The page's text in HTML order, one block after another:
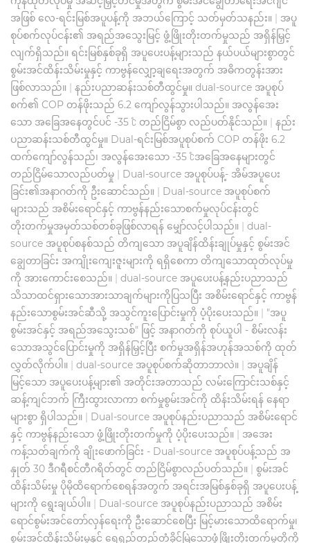
အဖြစ် လေ-ရင်းမြစ်အပူပန့်ကို အဘယ်ကြောင့် သတ်မှတ်သနည်း။ | အပူ
စုပ်စက်လုပ်ငန်း၏ အရည်အသွေးမြင့် ဖွံ့ဖြိုးတိုးတက်မှုသည် အရှိန်မြှင့်
လျက်ရှိသည်။ ရင်းမြစ်နှစ်ခုရှိ အပူပေးပန့်များသည် နယ်ပယ်များစွာတွင်
စွမ်းအင်ထိန်းသိမ်းမှုနှင့် ကာဗွန်လျှော့ချရေးအတွက် အဓိကတွန်းအား
ဖြစ်လာသည်။ | နည်းပညာဆန်းသစ်တီထွင်မှု။ dual-source အပူစုပ်
စက်၏ COP တန်ဖိုးသည် 6.2 ကျော်လွန်သွားပါသည်။ အလွန်အေး
သော အခြေအနေတွင်ပင် -35 ℃ တည်ငြိမ်စွာ လည်ပတ်နိုင်သည်။ | နည်း
ပညာဆန်းသစ်တီထွင်မှု။ Dual-ရင်းမြစ်အပူစုပ်စက် COP တန်ဖိုး 6.2
ထက်ကျော်လွန်သည်၊ အလွန်အေးသော -35 ℃အခြေအနေများတွင်
တည်ငြိမ်သောလည်ပတ်မှု | Dual-source အပူစုပ်ပန့်- အိမ်အပူပေး
ခြင်း၏အနာဂတ်ကို ဦးဆောင်သည်။ | Dual-source အပူစုပ်စက်
များသည် အစိမ်းရောင်နှင့် ကာဗွန်နည်းသောစက်မှုလုပ်ငန်းတွင်
တိုးတက်မှုအမှတ်သစ်တစ်ခုဖြစ်လာရန် မျှော်လင့်ပါသည်။ | dual-
source အပူစုပ်စနစ်သည် တိကျသော အပူချိန်ထိန်းချုပ်မှုနှင့် စွမ်းအင်
ချွေတာခြင်း အကျိုးကျေးဇူးများကို ရရှိစေကာ တိကျသောထုတ်လုပ်မှု
ကို အားကောင်းစေသည်။ | dual-source အပူပေးပန့်နည်းပညာသည်
သိသာထင်ရှားသောအားသာချက်များကိုပြသပြီး အစိမ်းရောင်နှင့် ကာဗွန်
နည်းသောစွမ်းအင်ဆီသို့ အသွင်ကူးပြောင်းမှုကို ပံ့ပိုးပေးသည်။ | "အပူ
စွမ်းအင်နှင့် အရည်အသွေးသစ်" ဖြင့် အနာဂတ်ကို စုပ်ယူပါ - စိမ်းလန်း
သောအသွင်ပြောင်းမှုကို အရှိန်မြှင့်ပြီး စက်မှုအရှိန်အဟုန်အသစ်ကို ထုတ်
လွှတ်လိုက်ပါ။ | dual-source အပူစုပ်စက်ဆိုတာဘာလဲ။ | အပူချိန်
မြင့်သော အပူပေးပန့်များ၏ အတိုင်းအတာသည် လမ်းကြောင်းသစ်နှင့်
ဆန့်ကျင်ဘက် ကြီးထွားလာကာ စက်မှုစွမ်းအင်ကို ထိန်းသိမ်းရန် နေရာ
များစွာ ရှိပါသည်။ | Dual-source အပူစုပ်နည်းပညာသည် အစိမ်းရောင်
နှင့် ကာဗွန်နည်းသော ဖွံ့ဖြိုးတိုးတက်မှုကို ပံ့ပိုးပေးသည်။ | အအေး
ကန့်သတ်ချက်ကို ချိုးဖောက်ခြင်း - Dual-source အပူစုပ်ပန့်သည် အ
နှုတ် 30 ဒီဂရီစင်တီဂရိတ်တွင် တည်ငြိမ်စွာလည်ပတ်သည်။ | စွမ်းအင်
ထိန်းသိမ်းမှု ပိုမိုထိရောက်စေရန်အတွက် အရင်းအမြစ်နှစ်ခုရှိ အပူပေးပန့်
များကို ရွေးချယ်ပါ။ | Dual-source အပူစုပ်နည်းပညာသည် အစိမ်း
ရောင်စွမ်းအင်တော်လှန်ရေးကို ဦးဆောင်စေပြီး မြင့်မားသောထိရောက်မှု၊
စွမ်းအင်ထိန်းသိမ်းမှုနှင့် ရေရှည်တည်တံ့ခိုင်မြဲသောဖွံ့ဖြိုးတိုးတက်မှုတို့ကို